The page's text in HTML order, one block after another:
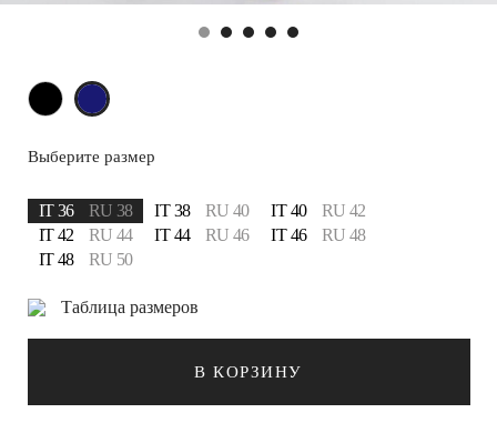
Выберите размер
IT 36 RU 38 IT 38 RU 40 IT 40
RU 42
IT 42
RU 44 IT 44 RU 46 IT 46
RU 48
IT 48
RU 50
Таблица размеров
В КОРЗИНУ